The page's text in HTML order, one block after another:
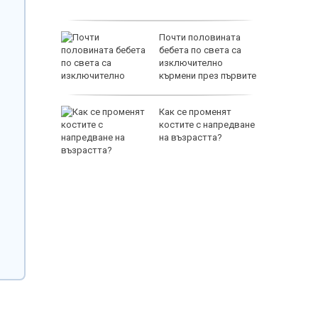
Почти половината
бебета по света са
изключително
кърмени през първите
Как се променят
костите с напредване
на възрастта?